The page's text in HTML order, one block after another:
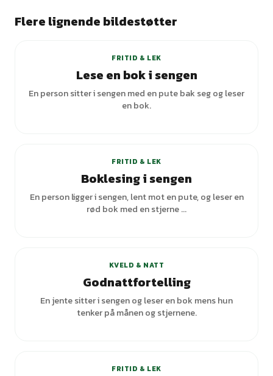
Flere lignende bildestøtter
FRITID & LEK
Lese en bok i sengen
En person sitter i sengen med en pute bak seg og leser
en bok.
FRITID & LEK
Boklesing i sengen
En person ligger i sengen, lent mot en pute, og leser en
rød bok med en stjerne ...
KVELD & NATT
Godnattfortelling
En jente sitter i sengen og leser en bok mens hun
tenker på månen og stjernene.
FRITID & LEK